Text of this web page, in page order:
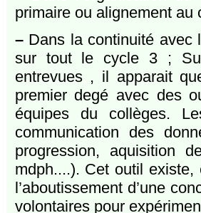
primaire ou alignement au
–Dans la continuité avec
sur tout le cycle 3 ;
entrevues , il apparait
premier degé avec des
équipes du collèges.
communication des
progression, aquisition
mdph....). Cet outil existe,
l’aboutissement d’une
volontaires pour